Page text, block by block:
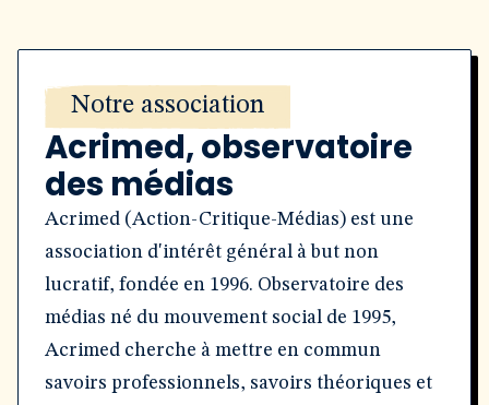
Notre association
Acrimed, observatoire
des médias
Acrimed (Action-Critique-Médias) est une
association d'intérêt général à but non
lucratif, fondée en 1996. Observatoire des
médias né du mouvement social de 1995,
Acrimed cherche à mettre en commun
savoirs professionnels, savoirs théoriques et